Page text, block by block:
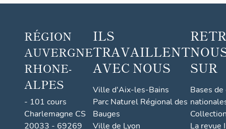
RÉGION
AUVERGNE
RHONE-
ALPES
- 101 cours
Charlemagne CS
20033 - 69269
ILS
TRAVAILLENT
AVEC NOUS
Ville d'Aix-les-Bains
Parc Naturel Régional des
Bauges
Ville de Lyon
SUR
Bases
La revue